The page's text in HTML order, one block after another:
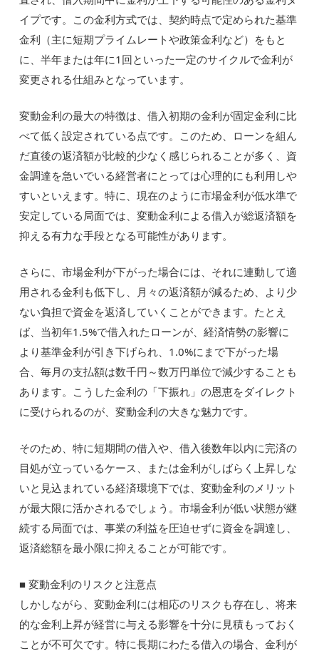
イプです。この金利方式では、契約時点で定められた基準
金利（主に短期プライムレートや政策金利など）をもと
に、半年または年に1回といった一定のサイクルで金利が
変更される仕組みとなっています。
変動金利の最大の特徴は、借入初期の金利が固定金利に比
べて低く設定されている点です。このため、ローンを組ん
だ直後の返済額が比較的少なく感じられることが多く、資
金調達を急いでいる経営者にとっては心理的にも利用しや
すいといえます。特に、現在のように市場金利が低水準で
安定している局面では、変動金利による借入が総返済額を
抑える有力な手段となる可能性があります。
さらに、市場金利が下がった場合には、それに連動して適
用される金利も低下し、月々の返済額が減るため、より少
ない負担で資金を返済していくことができます。たとえ
ば、当初年1.5%で借入れたローンが、経済情勢の影響に
より基準金利が引き下げられ、1.0%にまで下がった場
合、毎月の支払額は数千円～数万円単位で減少することも
あります。こうした金利の「下振れ」の恩恵をダイレクト
に受けられるのが、変動金利の大きな魅力です。
そのため、特に短期間の借入や、借入後数年以内に完済の
目処が立っているケース、または金利がしばらく上昇しな
いと見込まれている経済環境下では、変動金利のメリット
が最大限に活かされるでしょう。市場金利が低い状態が継
続する局面では、事業の利益を圧迫せずに資金を調達し、
返済総額を最小限に抑えることが可能です。
■ 変動金利のリスクと注意点
しかしながら、変動金利には相応のリスクも存在し、将来
的な金利上昇が経営に与える影響を十分に見積もっておく
ことが不可欠です。特に長期にわたる借入の場合、金利が